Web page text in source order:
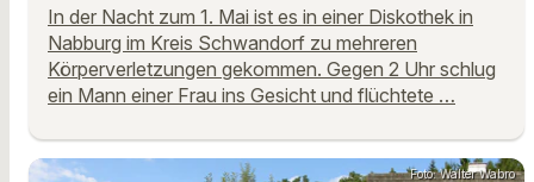
In der Nacht zum 1. Mai ist es in einer Diskothek in
Nabburg im Kreis Schwandorf zu mehreren
Körperverletzungen gekommen. Gegen 2 Uhr schlug
ein Mann einer Frau ins Gesicht und flüchtete …
Foto: Walter Wabro